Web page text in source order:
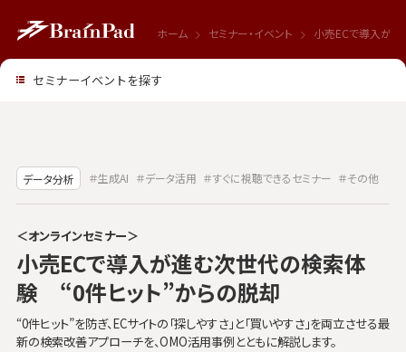
ホーム セミナー・イベント 小売ECで導入が
データ分析 ＃生成AI ＃データ活用 ＃すぐに視聴できるセミナー ＃その他
＜オンラインセミナー＞
小売ECで導入が進む次世代の検索体
験 “0件ヒット”からの脱却
“0件ヒット”を防ぎ、ECサイトの「探しやすさ」と「買いやすさ」を両立させる最
新の検索改善アプローチを、OMO活用事例とともに解説します。
セミナーイベントを探す